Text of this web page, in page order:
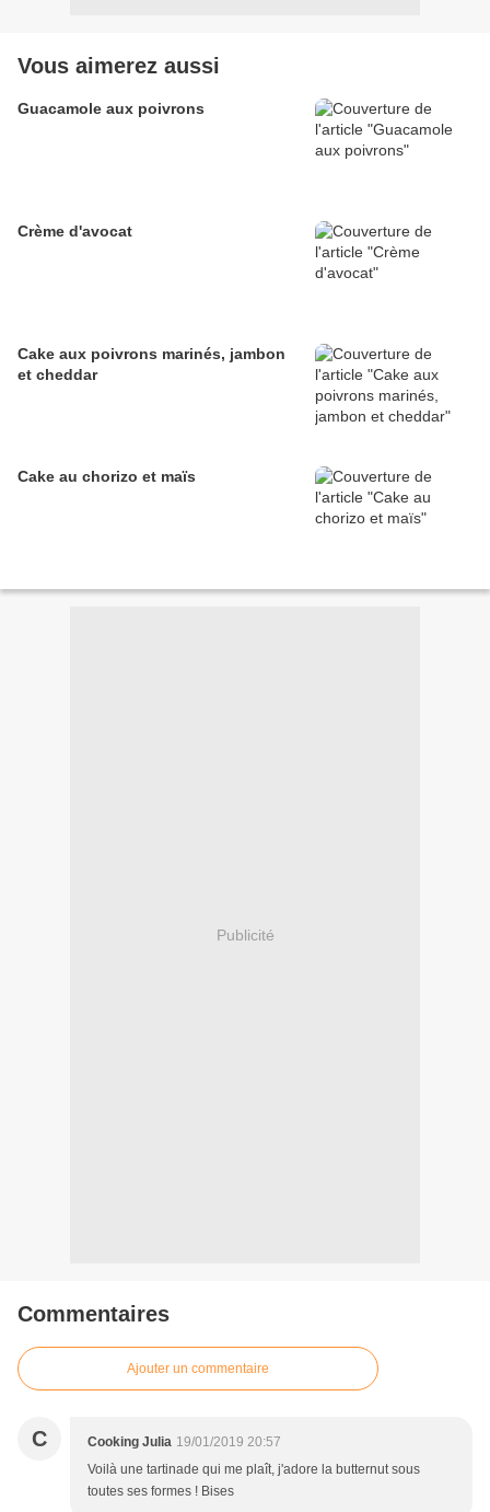
Vous aimerez aussi
Guacamole aux poivrons
Crème d'avocat
Cake aux poivrons marinés, jambon
et cheddar
Cake au chorizo et maïs
Publicité
Commentaires
Ajouter un commentaire
C Cooking Julia 19/01/2019 20:57
Voilà une tartinade qui me plaît, j'adore la butternut sous
toutes ses formes ! Bises